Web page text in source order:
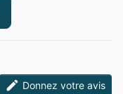
edit Donnez votre avis